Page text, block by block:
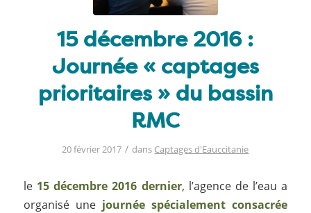
15 décembre 2016 :
Journée « captages
prioritaires » du bassin
RMC
20 février 2017 / dans Captages d'Eauccitanie
le 15 décembre 2016 dernier, l’agence de l’eau a
organisé une journée spécialement consacrée